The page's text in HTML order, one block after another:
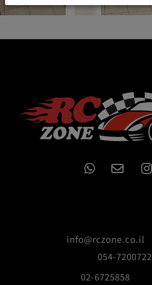
info@rczone.co.il
054-7200722
02-6725858